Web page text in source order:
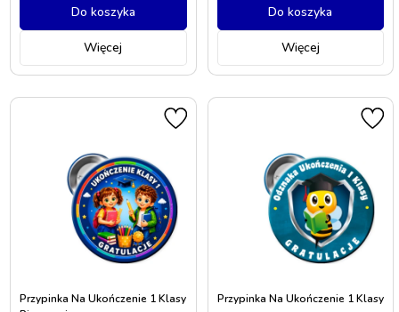
Więcej
Do koszyka
Więcej
Do koszyka
Przypinka Na Ukończenie 1 Klasy
Przypinka Na Ukończenie 1 Klasy